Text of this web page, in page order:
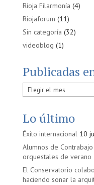
Rioja Filarmonía (4)
Riojaforum (11)
Sin categoría (32)
videoblog (1)
Publicadas
Publicadas
en
Lo último
Éxito internacional 10
Alumnos de
orquestales de verano
El Conservatorio
haciendo sonar la